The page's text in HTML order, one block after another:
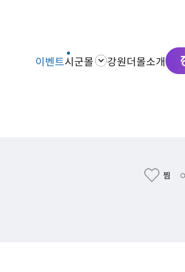
이벤트시군몰 강원더몰소개
찜